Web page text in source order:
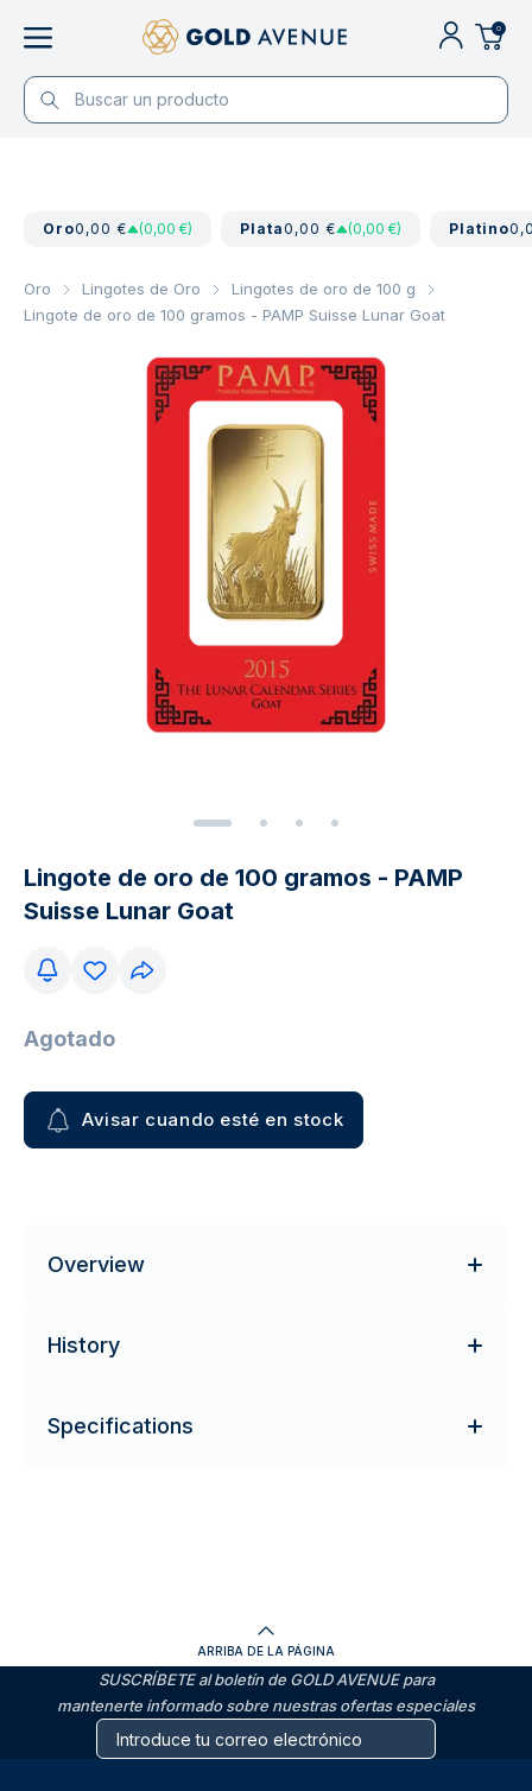
0
Oro0,00 € (0,00 €) Plata0,00 € (0,00 €) Platino
Oro Lingotes de Oro
Lingotes de oro de 100 g
Lingote de oro de 100 gramos - PAMP Suisse Lunar Goat
Lingote de oro de 100 gramos - PAMP
Suisse Lunar Goat
Agotado
Avisar cuando esté en stock
Overview
History
Specifications
ARRIBA DE LA PÁGINA
SUSCRÍBETE al boletín de GOLD AVENUE para
mantenerte informado sobre nuestras ofertas especiales